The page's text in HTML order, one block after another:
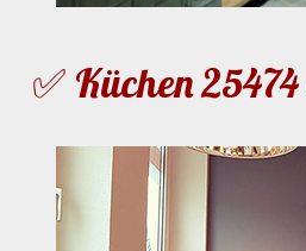
✅ Küchen